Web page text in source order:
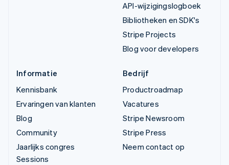
API-wijzigingslogboek
Bibliotheken en SDK's
Stripe Projects
Blog voor developers
Informatie
Kennisbank
Ervaringen van klanten
Blog
Community
Jaarlijks congres
Sessions
Bedrijf
Productroadmap
Vacatures
Stripe Newsroom
Stripe Press
Neem contact op